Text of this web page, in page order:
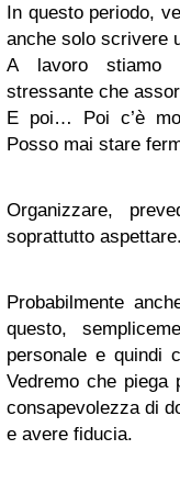
In questo periodo,
anche solo scrivere
A lavoro stiamo
stressante che
E poi… Poi c’è
Posso mai stare
Organizzare,
soprattutto aspettare.
Probabilmente
questo,
personale e quindi
Vedremo che piega
consapevolezza di
e avere fiducia.